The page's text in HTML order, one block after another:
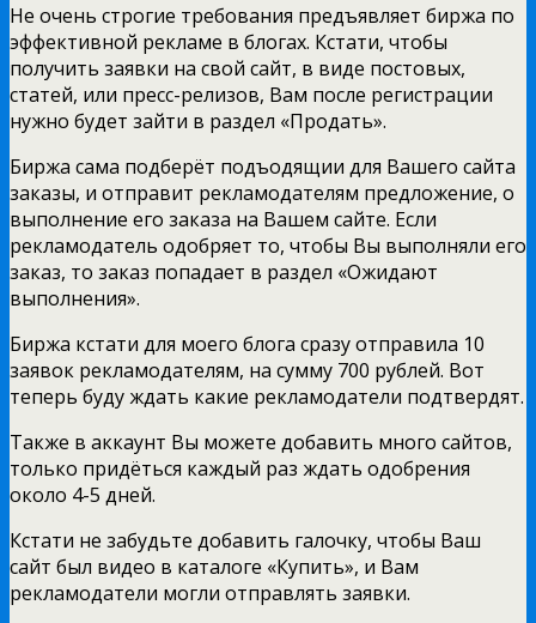
Не очень строгие требования предъявляет биржа по
эффективной рекламе в блогах. Кстати, чтобы
получить заявки на свой сайт, в виде постовых,
статей, или пресс-релизов, Вам после регистрации
нужно будет зайти в раздел «Продать».
Биржа сама подберёт подъодящии для Вашего сайта
заказы, и отправит рекламодателям предложение, о
выполнение его заказа на Вашем сайте. Если
рекламодатель одобряет то, чтобы Вы выполняли его
заказ, то заказ попадает в раздел «Ожидают
выполнения».
Биржа кстати для моего блога сразу отправила 10
заявок рекламодателям, на сумму 700 рублей. Вот
теперь буду ждать какие рекламодатели подтвердят.
Также в аккаунт Вы можете добавить много сайтов,
только придёться каждый раз ждать одобрения
около 4-5 дней.
Кстати не забудьте добавить галочку, чтобы Ваш
сайт был видео в каталоге «Купить», и Вам
рекламодатели могли отправлять заявки.